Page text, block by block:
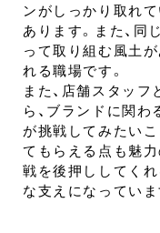
ンがしっかり取れ
あります。また、同
って取り組む風土
れる職場です。
また、店舗スタッ
ら、ブランドに関
が挑戦してみたい
てもらえる点も魅力
戦を後押ししてく
な支えになっていま